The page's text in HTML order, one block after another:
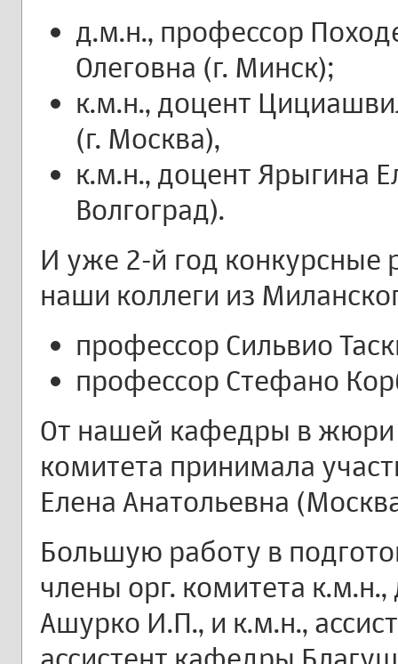
д.м.н., профессор
Олеговна (г. Минск);
к.м.н., доцент
(г. Москва),
к.м.н., доцент Ярыгина
Волгоград).
И уже 2-й год конкурсные
наши коллеги из
профессор Сильвио
профессор Стефано
От нашей кафедры в жюри
комитета принимала
Елена Анатольевна
Большую работу в
члены орг. комитета
Ашурко И.П., и к.м.н.,